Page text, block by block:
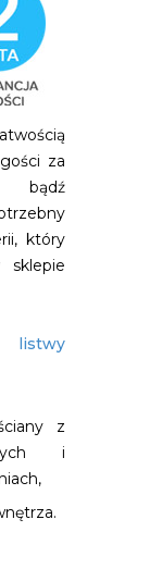
za
bądź
który
listwy
z
i